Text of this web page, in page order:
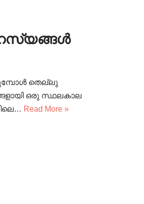
തെല്ലു
ഒരു സ്ഥലകാല
Read More »